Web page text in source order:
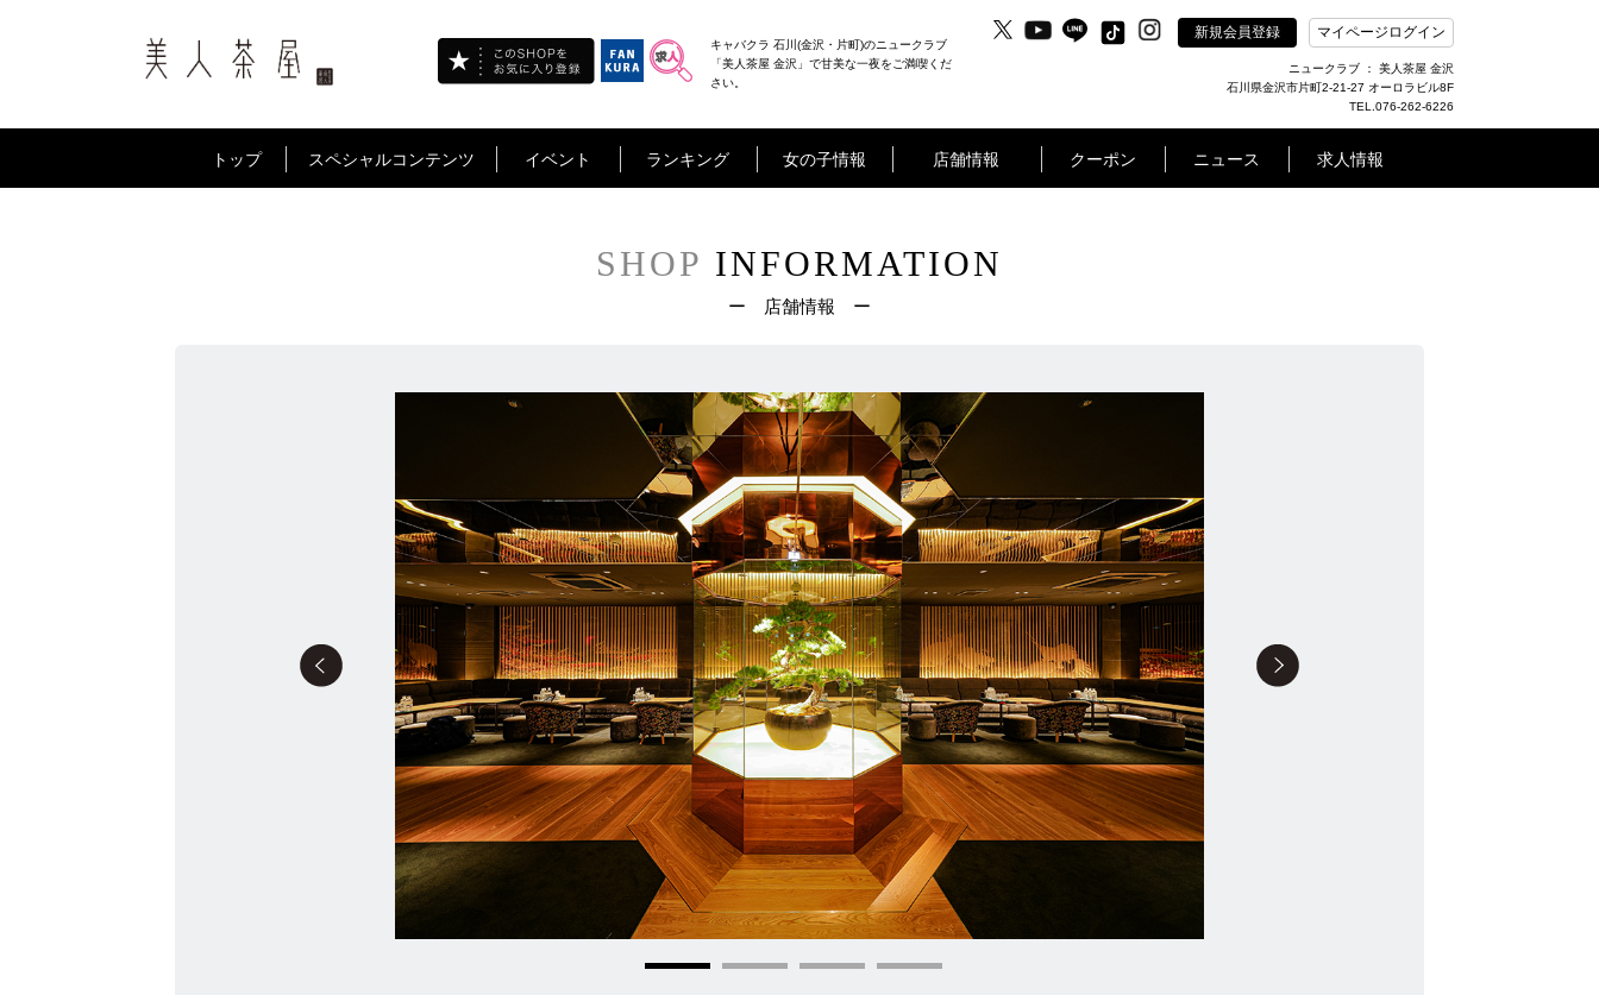
キャバクラ 石川(金沢・片町)のニュークラブ
「美人茶屋 金沢」で甘美な一夜をご満喫くだ
さい。
新規会員登録 マイページログイン
ニュークラブ ： 美人茶屋 金沢
石川県金沢市片町2-21-27 オーロラビル8F
TEL.076-262-6226
トップ スペシャルコンテンツ イベント ランキング 女の子情報 店舗情報 クーポン ニュース 求人情報
SHOP INFORMATION
ー 店舗情報 ー